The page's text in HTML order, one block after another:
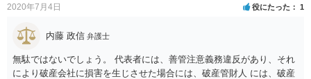
2020年7月4日 役にたった 1
内藤 政信 弁護士
無駄ではないでしょう。 代表者には、善管注意義務違反があり、それ
により破産会社に損害を生じさせた場合には、破産管財人 には、破産